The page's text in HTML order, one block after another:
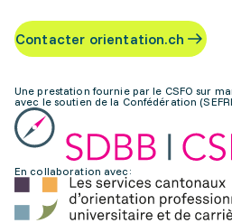
Contacter orientation.ch
Une prestation fournie par le CSFO sur
avec le soutien de la Confédération
En collaboration avec: